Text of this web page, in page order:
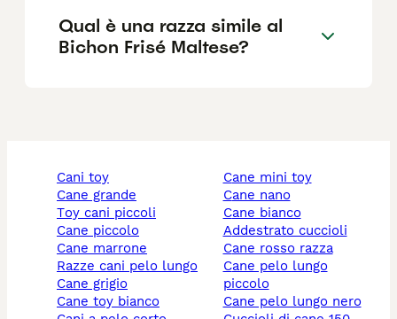
Qual è una razza simile al
Bichon Frisé Maltese?
cani toy
cane grande
toy cani piccoli
cane piccolo
cane marrone
razze cani pelo lungo
cane grigio
cane toy bianco
cane mini toy
cane nano
cane bianco
addestrato cuccioli
cane rosso razza
cane pelo lungo
piccolo
cane pelo lungo nero